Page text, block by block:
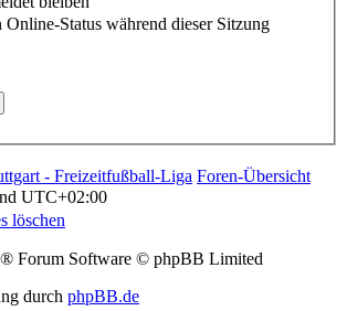
Online-Status während dieser Sitzung
- Freizeitfußball-Liga Foren-Übersicht
UTC+02:00
löschen
® Forum Software © phpBB Limited
durch phpBB.de